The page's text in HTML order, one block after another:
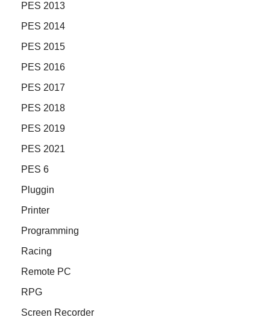
PES 2013
PES 2014
PES 2015
PES 2016
PES 2017
PES 2018
PES 2019
PES 2021
PES 6
Pluggin
Printer
Programming
Racing
Remote PC
RPG
Screen Recorder